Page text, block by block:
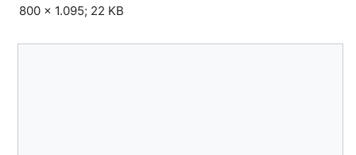
800 × 1.095; 22 KB